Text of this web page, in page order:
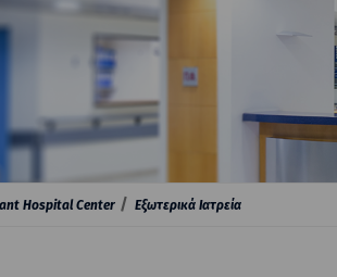
Hospital Center Εξωτερικά Ιατρεία